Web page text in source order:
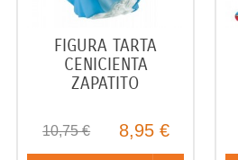
FIGURA TARTA
CENICIENTA
ZAPATITO
10,75 € 8,95 €